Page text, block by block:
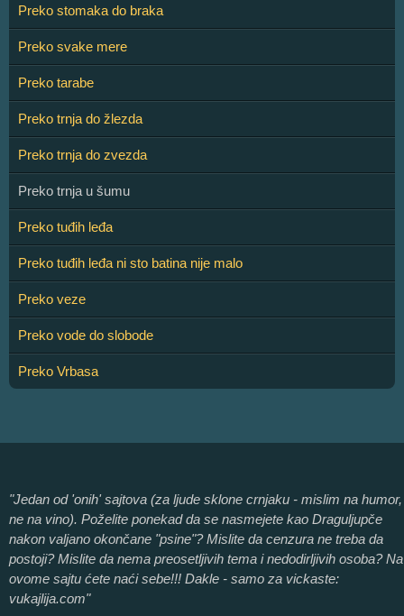
Preko stomaka do braka
Preko svake mere
Preko tarabe
Preko trnja do žlezda
Preko trnja do zvezda
Preko trnja u šumu
Preko tuđih leđa
Preko tuđih leđa ni sto batina nije malo
Preko veze
Preko vode do slobode
Preko Vrbasa
"Jedan od 'onih' sajtova (za ljude sklone crnjaku - mislim na humor,
ne na vino). Poželite ponekad da se nasmejete kao Draguljupče
nakon valjano okončane "psine"? Mislite da cenzura ne treba da
postoji? Mislite da nema preosetljivih tema i nedodirljivih osoba? Na
ovome sajtu ćete naći sebe!!! Dakle - samo za vickaste:
vukajlija.com"